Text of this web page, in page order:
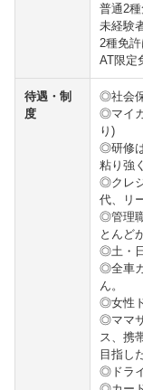
普通2
未経験
2種免
AT限定
待遇・制
度
◎社会
◎マイ
り)
◎研修
粘り強
◎クレ
代、リ
◎管理
とんど
◎土・
◎全車
ん。
◎女性
◎ママ
ス、携
目指し
◎ドラ